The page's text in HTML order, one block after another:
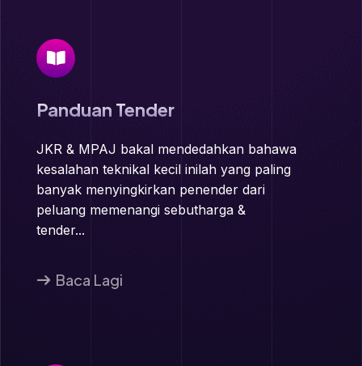
Panduan Tender
JKR & MPAJ bakal mendedahkan bahawa
kesalahan teknikal kecil inilah yang paling
banyak menyingkirkan penender dari
peluang memenangi sebutharga &
tender...
Baca Lagi